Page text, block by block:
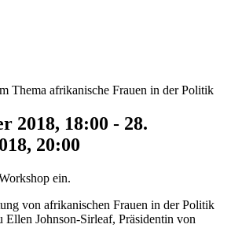
Thema afrikanische Frauen in der Politik
2018, 18:00 - 28.
20:00
ein.
von afrikanischen Frauen in der Politik
Ellen Johnson-Sirleaf, Präsidentin von